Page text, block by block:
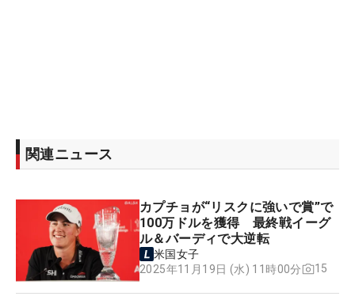
関連ニュース
カプチョが“リスクに強いで賞”で
100万ドルを獲得 最終戦イーグ
ル＆バーディで大逆転
米国女子
2025年11月19日 (水) 11時00分
15